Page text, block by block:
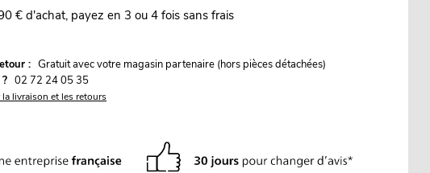
€ d'achat, payez en 3 ou 4 fois sans frais
: Gratuit avec votre magasin partenaire (hors pièces détachées)
02 72 24 05 35
livraison et les retours